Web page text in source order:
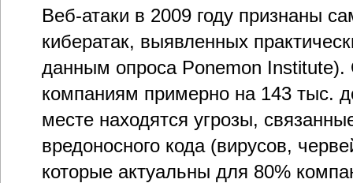
Веб-атаки в 2009 году признаны
кибератак, выявленных
данным опроса Ponemon
компаниям примерно на 143 тыс.
месте находятся угрозы,
вредоносного кода (вирусов,
которые актуальны для 80%